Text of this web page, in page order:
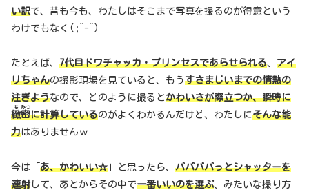
い訳で、昔も今も、わたしはそこまで写真を撮るのが得意という
わけでもなく(;^-^)
たとえば、 7代目ドワチャッカ・プリンセスであらせられる、 アイ
リちゃんの撮影現場を見ていると、もうすさまじいまでの情熱の
注ぎようなので、どのように撮るとかわいさが際立つか、瞬時に
緻
ち
密
みつ
に計算しているのがよくわかるんだけど、わたしにそんな能
力はありませんｗ
今は「 あ、かわいい☆」と思ったら、 パパパパっとシャッターを
連射 して、あとからその中で一番いいのを選ぶ、みたいな撮り方